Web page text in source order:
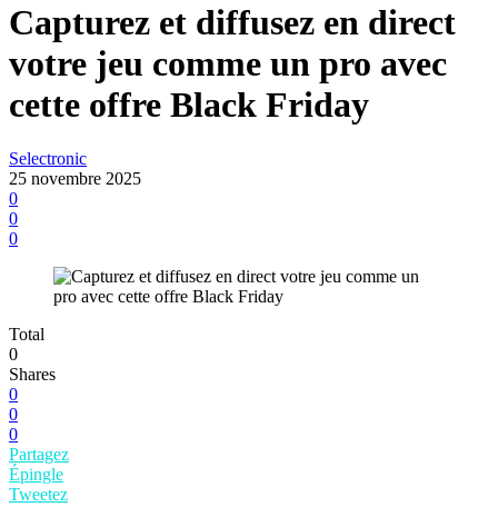
Capturez et diffusez en direct
votre jeu comme un pro avec
cette offre Black Friday
Selectronic
25 novembre 2025
0
0
0
Total
0
Shares
0
0
0
Partagez
Épingle
Tweetez